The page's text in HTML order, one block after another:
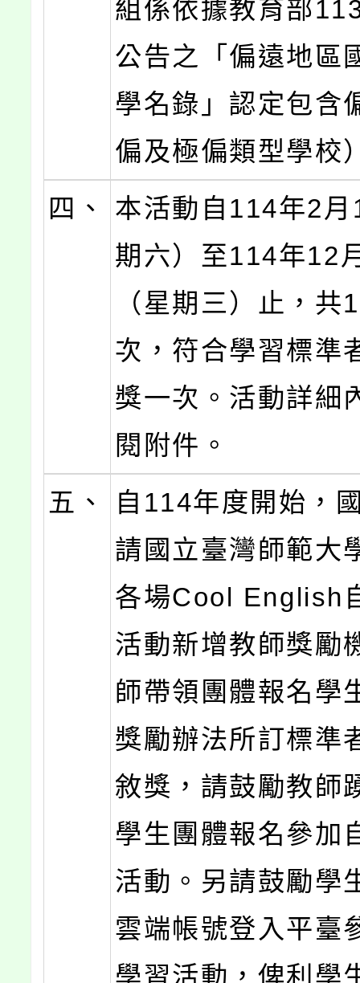
組係依據教育部
公告之「偏遠地區
學名錄」認定包含
偏及極偏類型學校
四、
本活動自114年2
期六）至114年12
（星期三）止，共
次，符合學習標準
獎一次。活動詳細
閱附件。
五、
自114年度開始，
請國立臺灣師範大
各場Cool English
活動新增教師獎勵
師帶領團體報名學
獎勵辦法所訂標準
敘獎，請鼓勵教師
學生團體報名參加
活動。另請鼓勵學
雲端帳號登入平臺
學習活動，俾利學